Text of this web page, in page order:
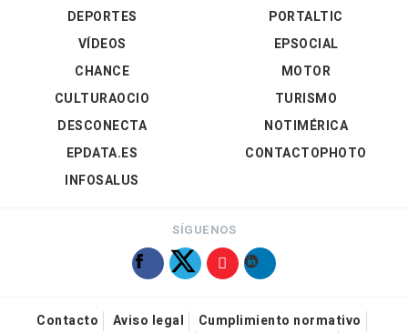
DEPORTES
VÍDEOS
PORTALTIC
EPSOCIAL
CHANCE
CULTURAOCIO
DESCONECTA
EPDATA.ES
INFOSALUS
MOTOR
TURISMO
NOTIMÉRICA
CONTACTOPHOTO
SÍGUENOS
Contacto Aviso legal
Cumplimiento normativo